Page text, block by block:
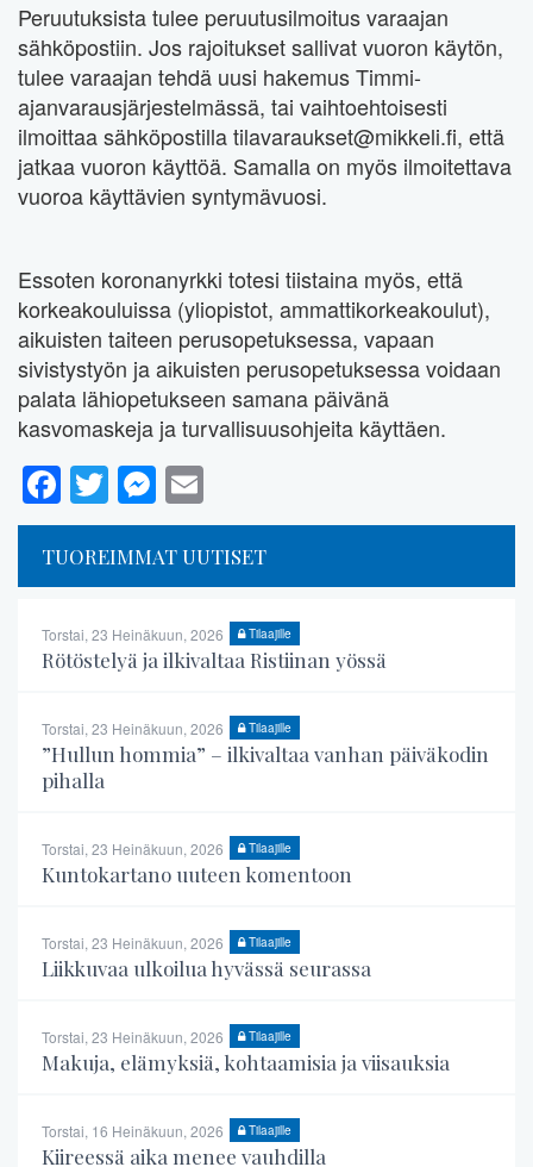
Peruutuksista tulee peruutusilmoitus varaajan
sähköpostiin. Jos rajoitukset sallivat vuoron käytön,
tulee varaajan tehdä uusi hakemus Timmi-
ajanvarausjärjestelmässä, tai vaihtoehtoisesti
ilmoittaa sähköpostilla tilavaraukset@mikkeli.fi, että
jatkaa vuoron käyttöä. Samalla on myös ilmoitettava
vuoroa käyttävien syntymävuosi.
Essoten koronanyrkki totesi tiistaina myös, että
korkeakouluissa (yliopistot, ammattikorkeakoulut),
aikuisten taiteen perusopetuksessa, vapaan
sivistystyön ja aikuisten perusopetuksessa voidaan
palata lähiopetukseen samana päivänä
kasvomaskeja ja turvallisuusohjeita käyttäen.
Facebook
TwitterMessenger
TUOREIMMAT UUTISET
Torstai, 23 Heinäkuun, 2026 Tilaajille
Rötöstelyä ja ilkivaltaa Ristiinan yössä
Torstai, 23 Heinäkuun, 2026 Tilaajille
”Hullun hommia” – ilkivaltaa vanhan päiväkodin
pihalla
Torstai, 23 Heinäkuun, 2026 Tilaajille
Kuntokartano uuteen komentoon
Torstai, 23 Heinäkuun, 2026 Tilaajille
Liikkuvaa ulkoilua hyvässä seurassa
Torstai, 23 Heinäkuun, 2026 Tilaajille
Makuja, elämyksiä, kohtaamisia ja viisauksia
Torstai, 16 Heinäkuun, 2026 Tilaajille
Kiireessä aika menee vauhdilla